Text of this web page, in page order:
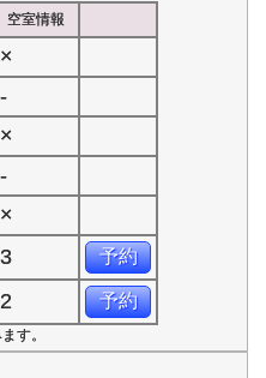
空室情報
×
-
×
-
×
3 予約
2 予約
す。